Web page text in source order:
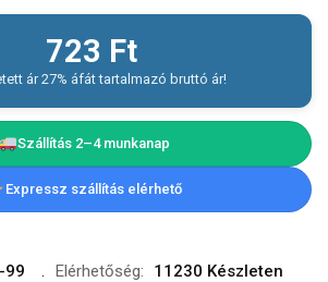
723 Ft
ár 27% áfát tartalmazó bruttó ár!
Szállítás 2–4 munkanap
Expressz szállítás elérhető
99 Elérhetőség: 11230 Készleten